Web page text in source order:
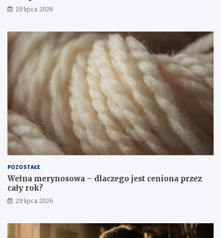
29 lipca 2026
POZOSTAŁE
Wełna merynosowa – dlaczego jest ceniona przez
cały rok?
29 lipca 2026